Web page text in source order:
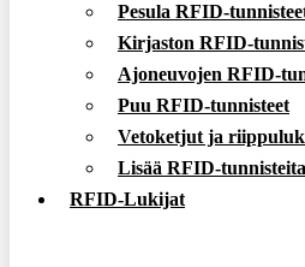
Pesula RFID-
Kirjaston RFID-
Ajoneuvojen RFID-
Puu RFID-tunnisteet
Vetoketjut ja
Lisää RFID-tunnisteita
RFID-Lukijat